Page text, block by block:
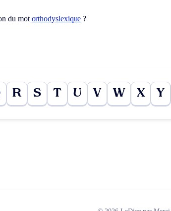
du mot orthodyslexique ?
R S T U V W X Y